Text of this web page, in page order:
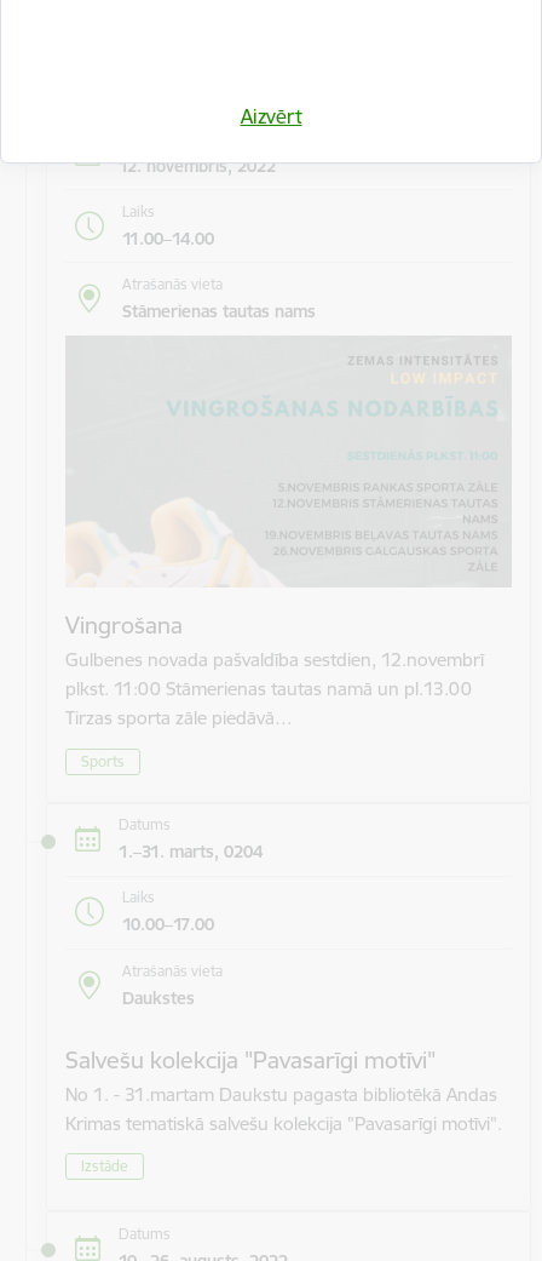
Aizvērt
12. novembris, 2022
Laiks
11.00–14.00
Atrašanās vieta
Stāmerienas tautas nams
Vingrošana
Gulbenes novada pašvaldība sestdien, 12.novembrī
plkst. 11:00 Stāmerienas tautas namā un pl.13.00
Tirzas sporta zāle piedāvā…
Sports
Datums
1.–31. marts, 0204
Laiks
10.00–17.00
Atrašanās vieta
Daukstes
Salvešu kolekcija "Pavasarīgi motīvi"
No 1. - 31.martam Daukstu pagasta bibliotēkā Andas
Krimas tematiskā salvešu kolekcija "Pavasarīgi motīvi".
Izstāde
Datums